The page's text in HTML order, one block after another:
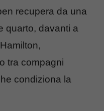
recupera da una
quarto, davanti a
tra compagni
condiziona la